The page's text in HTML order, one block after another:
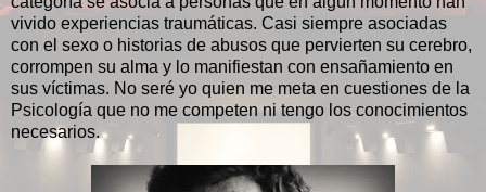
vivido experiencias traumáticas. Casi siempre asociadas
con el sexo o historias de abusos que pervierten su cerebro,
corrompen su alma y lo manifiestan con ensañamiento en
sus víctimas. No seré yo quien me meta en cuestiones de la
Psicología que no me competen ni tengo los conocimientos
necesarios.